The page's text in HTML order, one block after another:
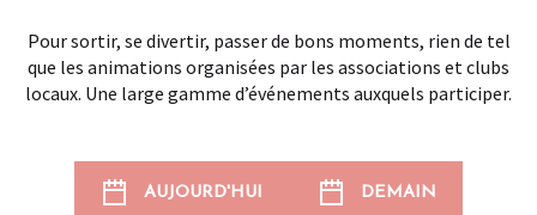
Pour sortir, se divertir, passer de bons moments, rien de tel
que les animations organisées par les associations et clubs
locaux. Une large gamme d’événements auxquels participer.
AUJOURD'HUI DEMAIN